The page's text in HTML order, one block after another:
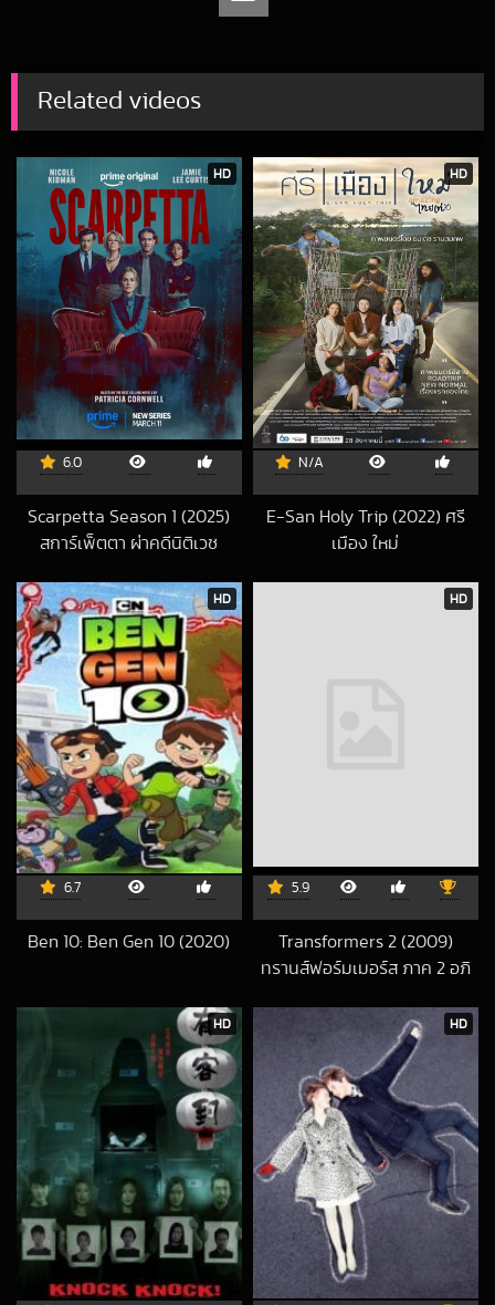
Related videos
HD
6.0
Scarpetta Season 1 (2025)
สการ์เพ็ตตา ผ่าคดีนิติเวช
HD
N/A
E-San Holy Trip (2022) ศรี
เมือง ใหม่
HD
6.7
Ben 10: Ben Gen 10 (2020)
HD
5.9
Transformers 2 (2009)
ทรานส์ฟอร์มเมอร์ส ภาค 2 อภิ
2022-06-11 UTC
HD HD